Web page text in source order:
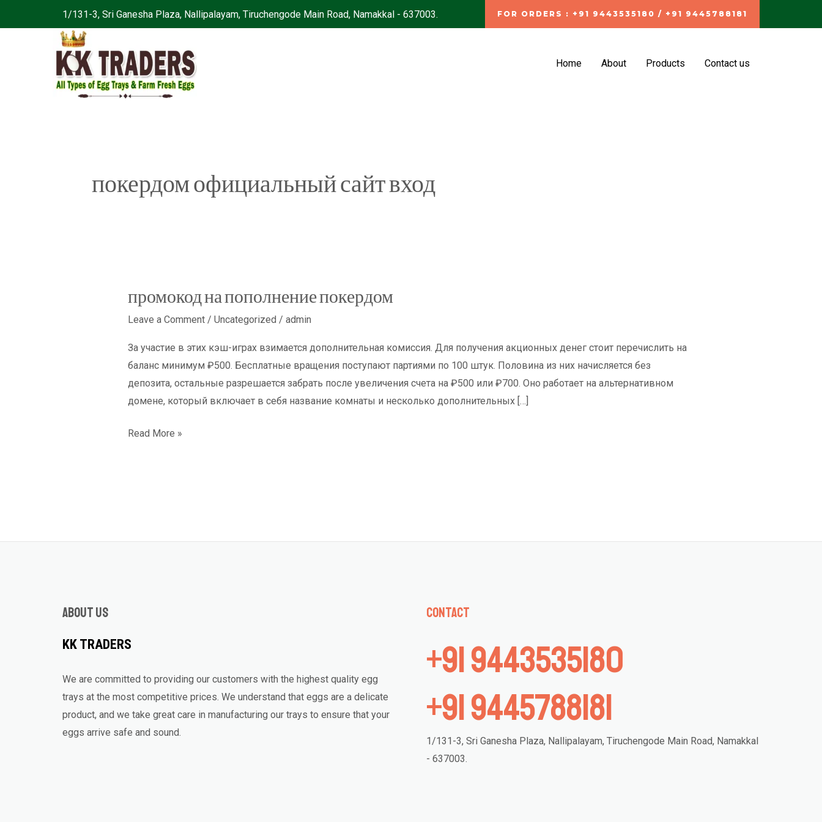
hack forum hacklink film izle hacklink
to
1/131-3, Sri Ganesha Plaza, Nallipalayam, Tiruchengode Main Road, Namakkal - 637003. FOR ORDERS : +91 9443535180 / +91 9445788181
Home About Products Contact us
покердом официальный сайт вход
промокод на пополнение покердом
Leave a Comment / Uncategorized / admin
За участие в этих кэш-играх взимается дополнительная комиссия. Для получения акционных денег стоит перечислить на
баланс минимум ₽500. Бесплатные вращения поступают партиями по 100 штук. Половина из них начисляется без
депозита, остальные разрешается забрать после увеличения счета на ₽500 или ₽700. Оно работает на альтернативном
домене, который включает в себя название комнаты и несколько дополнительных […]
промокод
покердом
Read More »
About us
KK TRADERS
We are committed to providing our customers with the highest quality egg
trays at the most competitive prices. We understand that eggs are a delicate
product, and we take great care in manufacturing our trays to ensure that your
eggs arrive safe and sound.
Contact
+91 9443535180
+91 9445788181
1/131-3, Sri Ganesha Plaza, Nallipalayam, Tiruchengode Main Road, Namakkal
- 637003.